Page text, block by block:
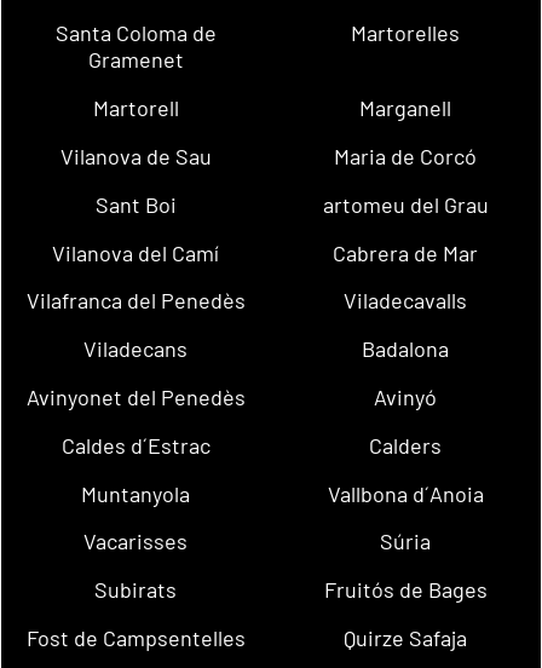
Santa Coloma de
Gramenet
Martorelles
Martorell
Marganell
Vilanova de Sau
Maria de Corcó
Sant Boi
artomeu del Grau
Vilanova del Camí
Cabrera de Mar
Vilafranca del Penedès
Viladecavalls
Viladecans
Badalona
Avinyonet del Penedès
Avinyó
Caldes d´Estrac
Calders
Muntanyola
Vallbona d´Anoia
Vacarisses
Súria
Subirats
Fruitós de Bages
Fost de Campsentelles
Quirze Safaja